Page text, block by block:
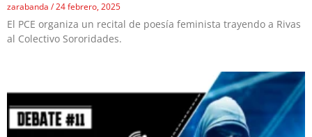
zarabanda 24 febrero, 2025
El PCE organiza un recital de poesía feminista trayendo a Rivas
al Colectivo Sororidades.